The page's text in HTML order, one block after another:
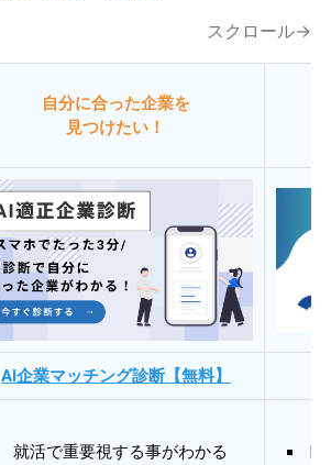
スクロール→
自分に合った企業を
見つけたい！
AI企業マッチング診断【無料】
就活で重要視する事がわかる